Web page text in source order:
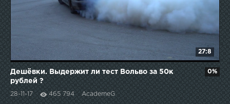
27:8
Дешёвки. Выдержит ли тест Вольво за 50к
рублей ?
28-11-17 465 794 AcademeG
0%